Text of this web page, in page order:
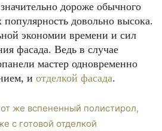
дороже обычного
довольно высока.
экономии времени и сил
фасада. Ведь в случае
мастер одновременно
и отделкой фасада.